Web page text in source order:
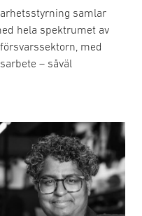
samlar
hela spektrumet av
med
– såväl
cirkularitet,
att stärka företagens
och långsiktigt
och påverka
EU:s taxonomi,
Gruppen